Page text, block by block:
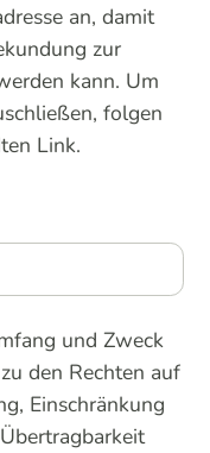
an, damit
zur
kann. Um
folgen
Link.
und Zweck
den Rechten auf
Einschränkung